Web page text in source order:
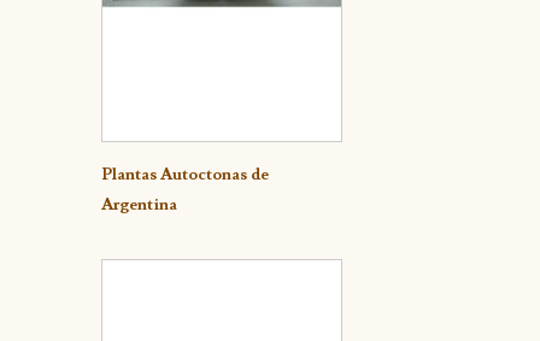
Detalle
Plantas Autoctonas de
Argentina